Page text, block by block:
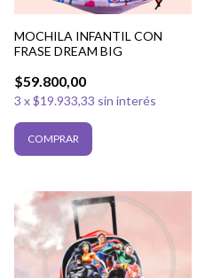
MOCHILA INFANTIL CON
FRASE DREAM BIG
$59.800,00
3 x$19.933,33 sin interés